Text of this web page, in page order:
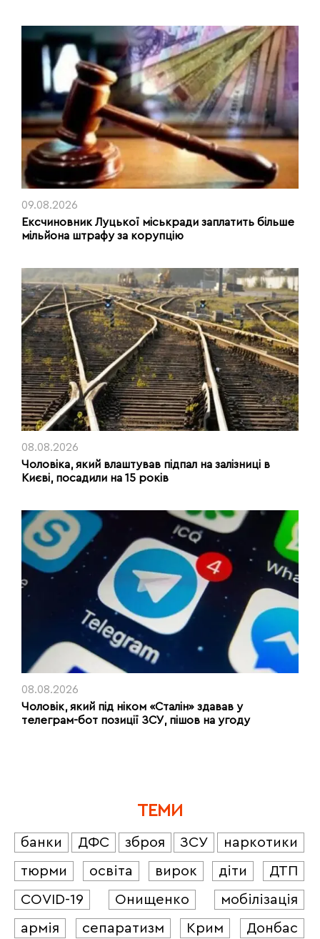
09.08.2026
Ексчиновник Луцької міськради заплатить більше
мільйона штрафу за корупцію
08.08.2026
Чоловіка, який влаштував підпал на залізниці в
Києві, посадили на 15 років
08.08.2026
Чоловік, який під ніком «Сталін» здавав у
телеграм-бот позиції ЗСУ, пішов на угоду
ТЕМИ
банки ДФС зброя ЗСУ
наркотики
тюрми
освіта вирок діти
ДТП
COVID-19
Онищенко
мобілізація
армія
сепаратизм Крим
Донбас